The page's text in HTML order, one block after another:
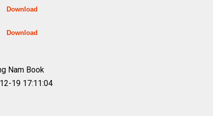
Download
Download
Nam Book
19 17:11:04